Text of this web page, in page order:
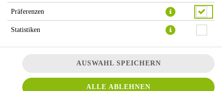
mit Lammfleisch, Zwiebeln und indischen Gewürzen
Präferenzen
Statistiken
AUSWAHL SPEICHERN
ALLE ABLEHNEN